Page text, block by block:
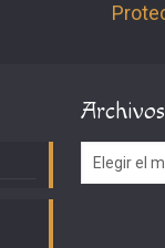
Archivos
Archivos